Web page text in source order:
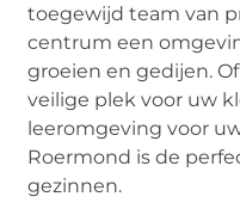
toegewijd team van
centrum een
groeien en gedijen.
veilige plek voor uw
leeromgeving voor
Roermond is de
gezinnen.